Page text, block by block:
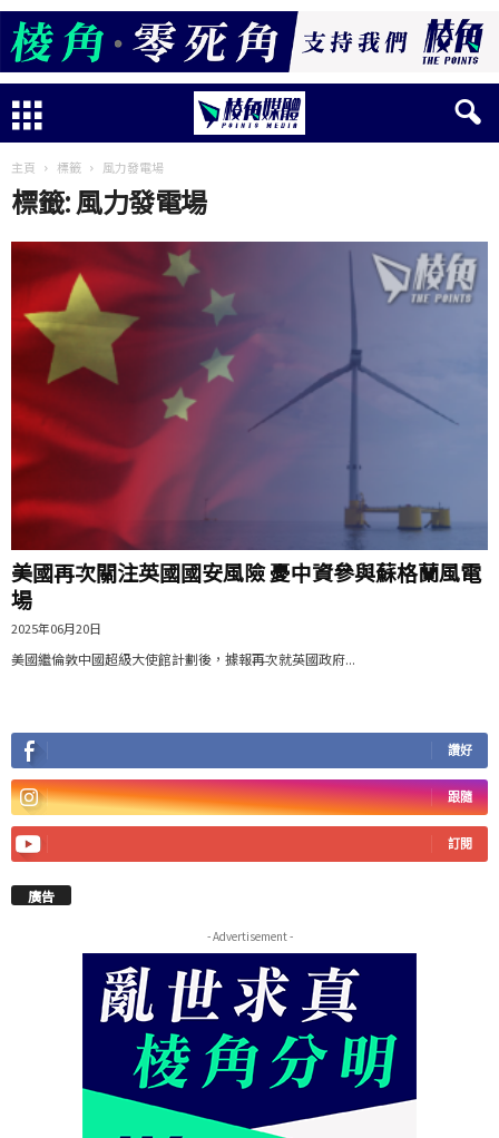
主頁 標籤 風力發電場
標籤: 風力發電場
美國再次關注英國國安風險 憂中資參與蘇格蘭風電
場
2025年06月20日
美國繼倫敦中國超級大使館計劃後，據報再次就英國政府...
讚好
跟隨
訂閱
廣告
- Advertisement -